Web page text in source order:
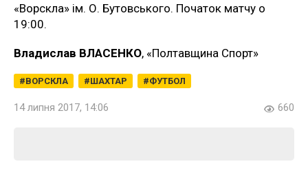
«Ворскла» ім. О. Бутовського. Початок матчу о
19:00.
Владислав ВЛАСЕНКО, «Полтавщина Спорт»
ВОРСКЛА ШАХТАР ФУТБОЛ
14 липня 2017, 14:06 660